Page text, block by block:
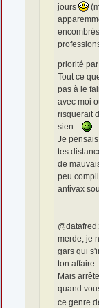
jours
priorité
Tout ce
pas à le
avec moi
risquerait
sien...
Je
tes
de
peu
antivax
merde, je
gars qui
ton affaire.
Mais
quand
ce genre